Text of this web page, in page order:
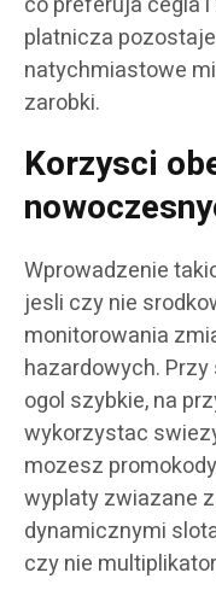
platnicza
natychmiastowe
zarobki.
Korzysci
Wprowadzenie
jesli czy nie
monitorowania
hazardowych.
ogol szybkie, na
wykorzystac
mozesz
wyplaty zwiazane
dynamicznymi
czy nie